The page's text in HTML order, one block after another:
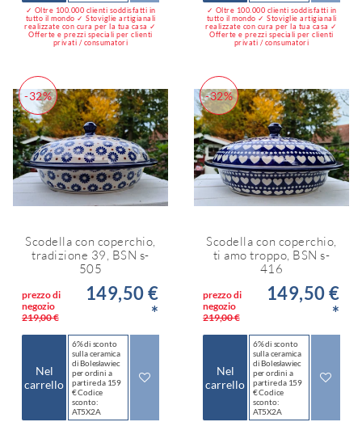
✓ Oltre 100.000 clienti soddisfatti in
tutto il mondo ✓ Stoviglie artigianali
realizzate con cura per la tua casa ✓
Offerte e prezzi speciali per clienti
privati / consumatori
✓ Oltre 100.000 clienti soddisfatti in
tutto il mondo ✓ Stoviglie artigianali
realizzate con cura per la tua casa ✓
Offerte e prezzi speciali per clienti
privati / consumatori
-32%
Scodella con coperchio,
tradizione 39, BSN s-
505
prezzo di
negozio
219,00 €
149,50 €
*
Nel
carrello
6% di sconto
sulla ceramica
di Bolesławiec
per ordini a
partire da 159
€ Codice
sconto:
AT5X2A
-32%
Scodella con coperchio,
ti amo troppo, BSN s-
416
prezzo di
negozio
219,00 €
149,50 €
*
Nel
carrello
6% di sconto
sulla ceramica
di Bolesławiec
per ordini a
partire da 159
€ Codice
sconto:
AT5X2A